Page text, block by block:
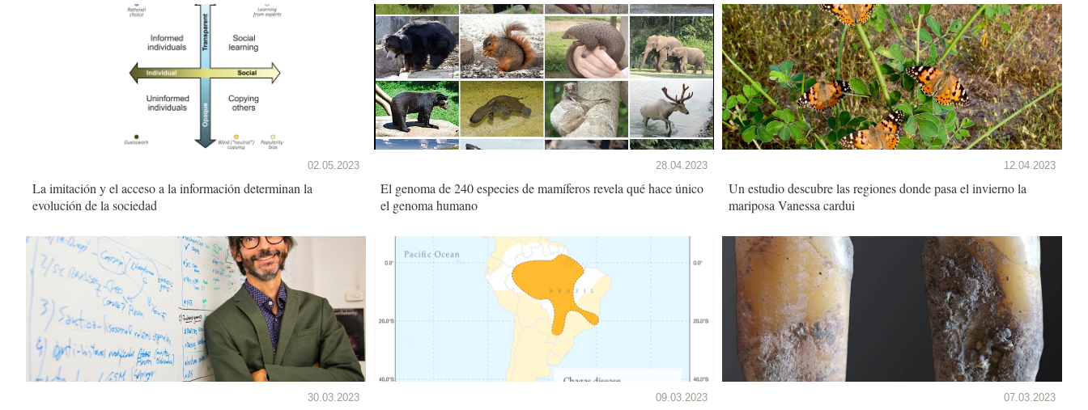
02.05.2023
La imitación y el acceso a la información determinan la
evolución de la sociedad
28.04.2023
El genoma de 240 especies de mamíferos revela qué hace único
el genoma humano
12.04.2023
Un estudio descubre las regiones donde pasa el invierno la
mariposa Vanessa cardui
30.03.2023 09.03.2023 07.03.2023